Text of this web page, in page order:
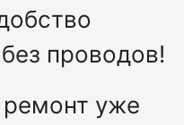
проводов!
уже